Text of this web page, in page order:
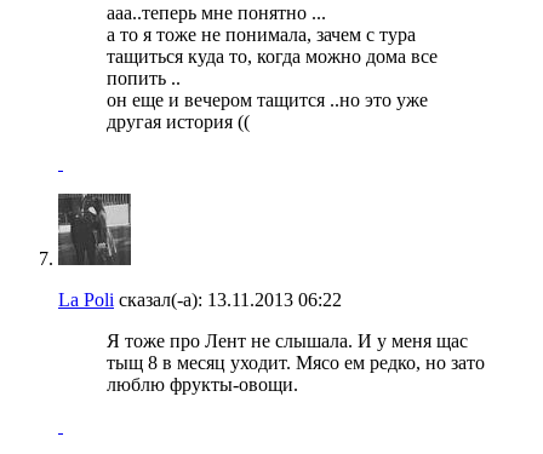
ааа..теперь мне понятно ...
а то я тоже не понимала, зачем с тура
тащиться куда то, когда можно дома все
попить ..
он еще и вечером тащится ..но это уже
другая история ((
La Poli сказал(-а): 13.11.2013 06:22
Я тоже про Лент не слышала. И у меня щас
тыщ 8 в месяц уходит. Мясо ем редко, но зато
люблю фрукты-овощи.